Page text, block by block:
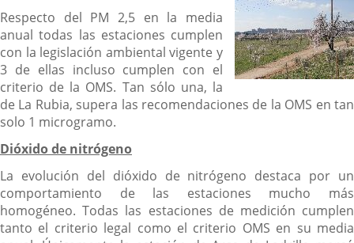
Respecto del PM 2,5 en la media
anual todas las estaciones cumplen
con la legislación ambiental vigente y
3 de ellas incluso cumplen con el
criterio de la OMS. Tan sólo una, la
de La Rubia, supera las recomendaciones de la OMS en tan
solo 1 microgramo.
Dióxido de nitrógeno
La evolución del dióxido de nitrógeno destaca por un
comportamiento de las estaciones mucho más
homogéneo. Todas las estaciones de medición cumplen
tanto el criterio legal como el criterio OMS en su media